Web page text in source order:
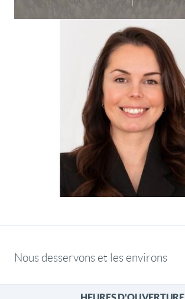
Nous desservons et les environs